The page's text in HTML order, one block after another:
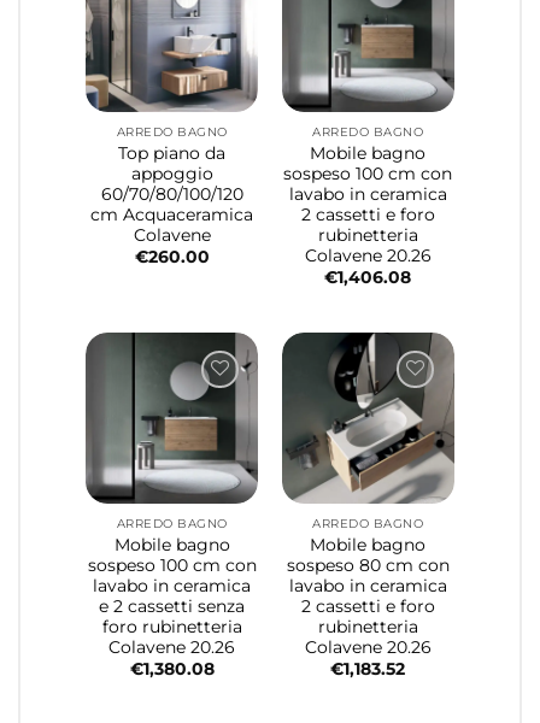
ARREDO BAGNO
Top piano da
appoggio
60/70/80/100/120
cm Acquaceramica
Colavene
€260.00
ARREDO BAGNO
Mobile bagno
sospeso 100 cm con
lavabo in ceramica
2 cassetti e foro
rubinetteria
Colavene 20.26
€1,406.08
ARREDO BAGNO
Mobile bagno
sospeso 100 cm con
lavabo in ceramica
e 2 cassetti senza
foro rubinetteria
Colavene 20.26
€1,380.08
ARREDO BAGNO
Mobile bagno
sospeso 80 cm con
lavabo in ceramica
2 cassetti e foro
rubinetteria
Colavene 20.26
€1,183.52